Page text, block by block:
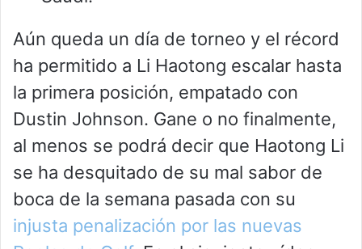
Aún queda un día de torneo y el récord
ha permitido a Li Haotong escalar hasta
la primera posición, empatado con
Dustin Johnson. Gane o no finalmente,
al menos se podrá decir que Haotong Li
se ha desquitado de su mal sabor de
boca de la semana pasada con su
injusta penalización por las nuevas